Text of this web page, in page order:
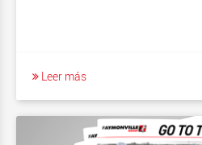
Leer más